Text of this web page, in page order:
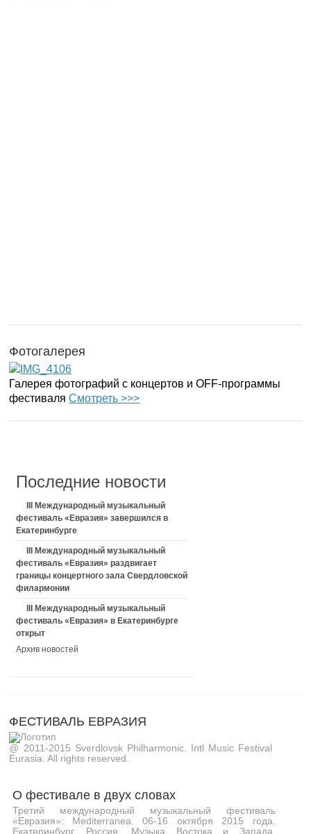
Фотогалерея
Галерея фотографий с концертов и OFF-программы
фестиваляСмотреть >>>
Последние новости
III Международный музыкальный
фестиваль «Евразия» завершился в
Екатеринбурге
III Международный музыкальный
фестиваль «Евразия» раздвигает
границы концертного зала Свердловской
филармонии
III Международный музыкальный
фестиваль «Евразия» в Екатеринбурге
открыт
Архив новостей
ФЕСТИВАЛЬ ЕВРАЗИЯ
@ 2011-2015 Sverdlovsk Philharmonic. Intl Music Festival
Eurasia. All rights reserved.
О фестивале в двух словах
Третий международный музыкальный фестиваль
«Евразия»: Mediterranea. 06-16 октября 2015 года.
Екатеринбург, Россия. Музыка Востока и Запада,